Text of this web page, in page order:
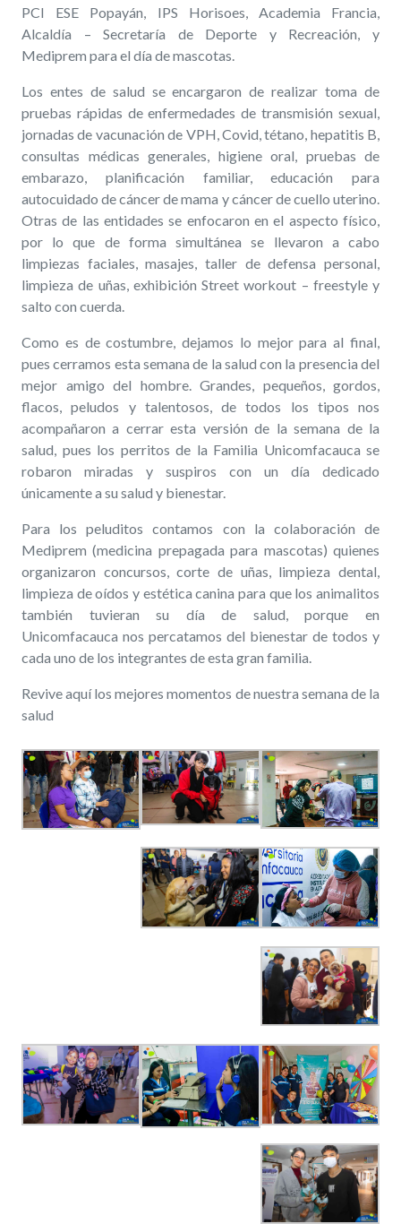
PCI ESE Popayán, IPS Horisoes, Academia Francia,
Alcaldía – Secretaría de Deporte y Recreación, y
Mediprem para el día de mascotas.
Los entes de salud se encargaron de realizar toma de
pruebas rápidas de enfermedades de transmisión sexual,
jornadas de vacunación de VPH, Covid, tétano, hepatitis B,
consultas médicas generales, higiene oral, pruebas de
embarazo, planificación familiar, educación para
autocuidado de cáncer de mama y cáncer de cuello uterino.
Otras de las entidades se enfocaron en el aspecto físico,
por lo que de forma simultánea se llevaron a cabo
limpiezas faciales, masajes, taller de defensa personal,
limpieza de uñas, exhibición Street workout – freestyle y
salto con cuerda.
Como es de costumbre, dejamos lo mejor para al final,
pues cerramos esta semana de la salud con la presencia del
mejor amigo del hombre. Grandes, pequeños, gordos,
flacos, peludos y talentosos, de todos los tipos nos
acompañaron a cerrar esta versión de la semana de la
salud, pues los perritos de la Familia Unicomfacauca se
robaron miradas y suspiros con un día dedicado
únicamente a su salud y bienestar.
Para los peluditos contamos con la colaboración de
Mediprem (medicina prepagada para mascotas) quienes
organizaron concursos, corte de uñas, limpieza dental,
limpieza de oídos y estética canina para que los animalitos
también tuvieran su día de salud, porque en
Unicomfacauca nos percatamos del bienestar de todos y
cada uno de los integrantes de esta gran familia.
Revive aquí los mejores momentos de nuestra semana de la
salud